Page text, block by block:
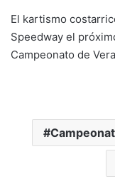
El kartismo
Speedway el
Campeonato de